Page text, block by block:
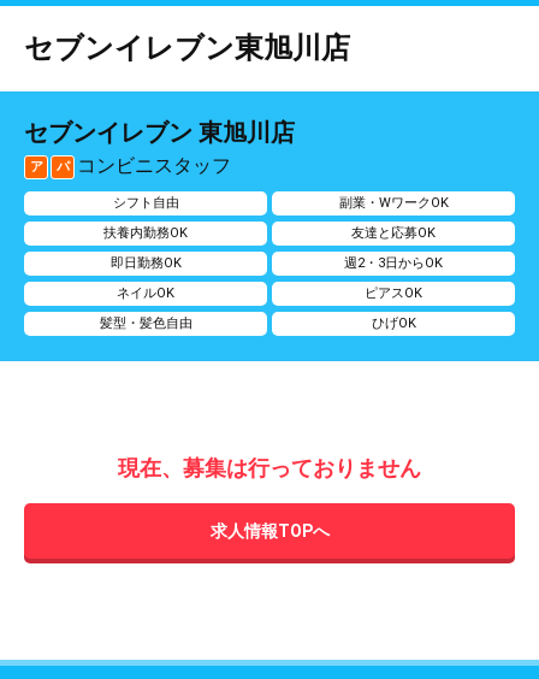
セブンイレブン東旭川店
セブンイレブン 東旭川店
ア パ コンビニスタッフ
シフト自由
副業・WワークOK
扶養内勤務OK
友達と応募OK
即日勤務OK
週2・3日からOK
ネイルOK
ピアスOK
髪型・髪色自由
ひげOK
現在、募集は行っておりません
求人情報TOPへ